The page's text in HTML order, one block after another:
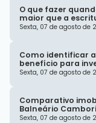
O que fazer
maior que a
Sexta, 07 de agosto de
Como identificar
benefício para
Sexta, 07 de agosto de
Comparativo
Balneário
Sexta, 07 de agosto de